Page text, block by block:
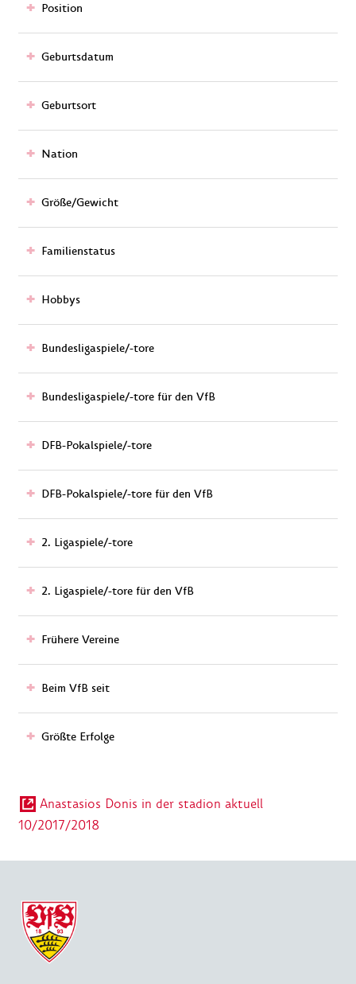
Position
Geburtsdatum
Geburtsort
Nation
Größe/Gewicht
Familienstatus
Hobbys
Bundesligaspiele/-tore
Bundesligaspiele/-tore für den VfB
DFB-Pokalspiele/-tore
DFB-Pokalspiele/-tore für den VfB
2. Ligaspiele/-tore
2. Ligaspiele/-tore für den VfB
Frühere Vereine
Beim VfB seit
Größte Erfolge
Anastasios Donis in der stadion aktuell
10/2017/2018